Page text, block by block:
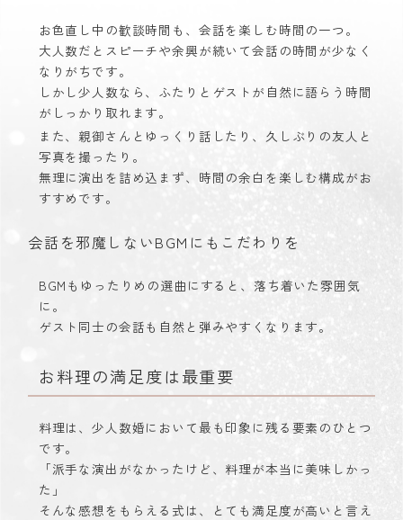
お色直し中の歓談時間も、会話を楽しむ時間の一つ。
大人数だとスピーチや余興が続いて会話の時間が少なく
なりがちです。
しかし少人数なら、ふたりとゲストが自然に語らう時間
がしっかり取れます。
また、親御さんとゆっくり話したり、久しぶりの友人と
写真を撮ったり。
無理に演出を詰め込まず、時間の余白を楽しむ構成がお
すすめです。
会話を邪魔しないBGMにもこだわりを
BGMもゆったりめの選曲にすると、落ち着いた雰囲気
に。
ゲスト同士の会話も自然と弾みやすくなります。
お料理の満足度は最重要
料理は、少人数婚において最も印象に残る要素のひとつ
です。
「派手な演出がなかったけど、料理が本当に美味しかっ
た」
そんな感想をもらえる式は、とても満足度が高いと言え